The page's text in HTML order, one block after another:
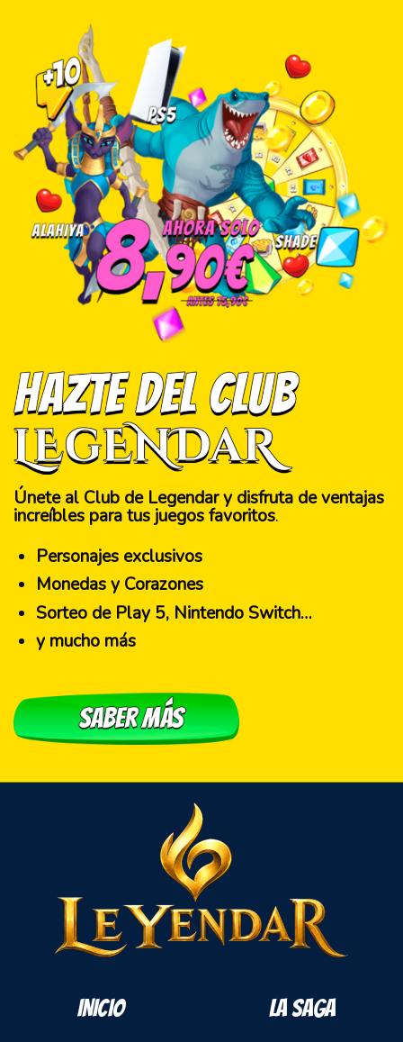
Únete al Club de Legendar y disfruta de ventajas
increíbles para tus juegos favoritos.
Personajes exclusivos
Monedas y Corazones
Sorteo de Play 5, Nintendo Switch…
y mucho más
INICIO LA SAGA